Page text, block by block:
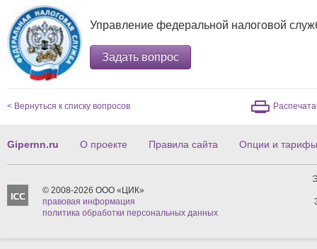
Управление федеральной налоговой
Задать вопрос
< Вернуться к списку вопросов
Gipernn.ru О проекте Правила сайта Опции и тарифы
© 2008-2026 ООО «ЦИК»
правовая информация
политика обработки персональных данных